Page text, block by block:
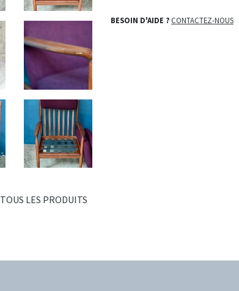
TOUS LES PRODUITS
BESOIN D'AIDE ?CONTACTEZ-NOUS